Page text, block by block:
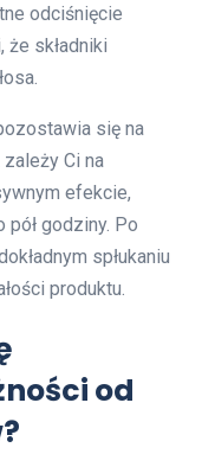
odciśnięcie
składniki
się na
Ci na
efekcie,
godziny. Po
spłukaniu
produktu.
od